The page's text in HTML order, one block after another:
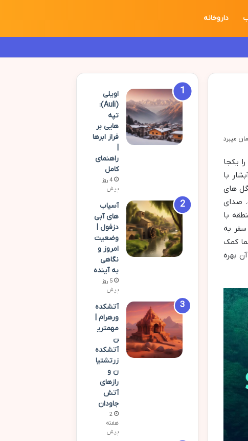
داروخانه
یکجا
با
های
صدای
با
به
کمک
بهره
اویلی
(Auli):
تپه
هایی بر
فراز ابرها
|
راهنمای
کامل
4 روز
پیش
آسیاب
های آبی
دزفول |
وضعیت
امروز و
نگاهی
به آینده
5 روز
پیش
آتشکده
ورهرام |
مهمتری
ن
آتشکده
زرتشتیا
ن و
رازهای
آتش
جاودان
2
هفته
پیش